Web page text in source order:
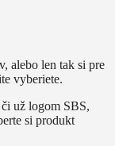
alebo len tak si pre
vyberiete.
už logom SBS,
si produkt